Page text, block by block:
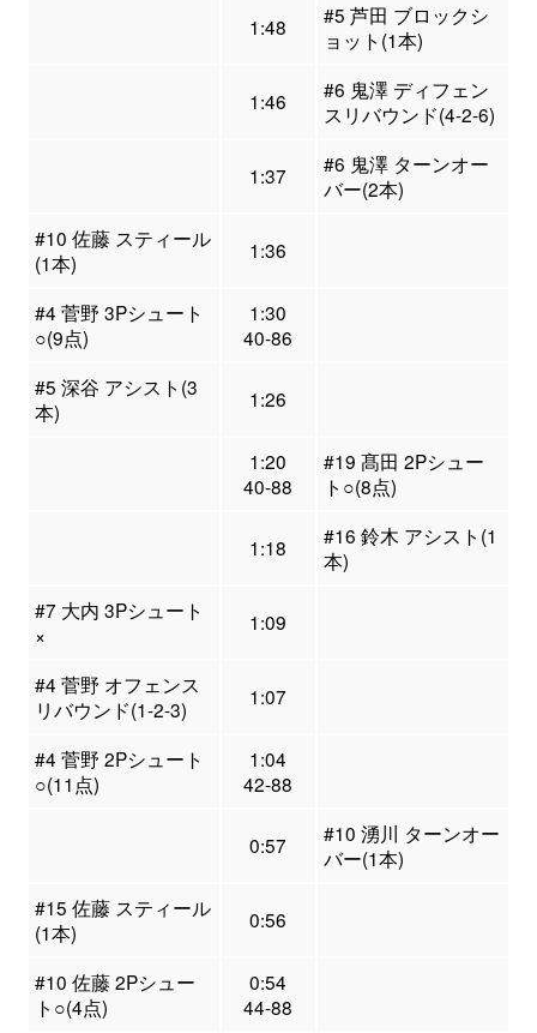
1:48
#5 芦田 ブロックシ
ョット(1本)
1:46
#6 鬼澤 ディフェン
スリバウンド(4-2-6)
1:37
#6 鬼澤 ターンオー
バー(2本)
#10 佐藤 スティール
(1本)
1:36
#4 菅野 3Pシュート
○(9点)
1:30
40-86
#5 深谷 アシスト(3
本)
1:26
1:20
40-88
#19 髙田 2Pシュー
ト○(8点)
1:18
#16 鈴木 アシスト(1
本)
#7 大内 3Pシュート
×
1:09
#4 菅野 オフェンス
リバウンド(1-2-3)
1:07
#4 菅野 2Pシュート
○(11点)
1:04
42-88
0:57
#10 湧川 ターンオー
バー(1本)
#15 佐藤 スティール
(1本)
0:56
#10 佐藤 2Pシュー
ト○(4点)
0:54
44-88